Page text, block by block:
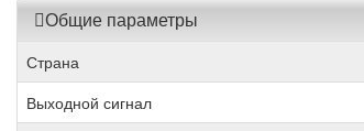
Общие параметры
Страна
Выходной сигнал